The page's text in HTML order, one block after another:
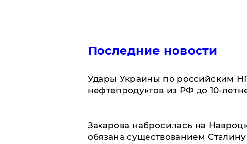
Последние новости
Удары Украины по российским
нефтепродуктов из РФ до 10-
​Захарова набросилась на
обязана существованием Сталину